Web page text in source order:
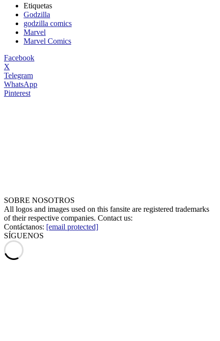
Etiquetas
Godzilla
godzilla comics
Marvel
Marvel Comics
Facebook
X
Telegram
WhatsApp
Pinterest
SOBRE NOSOTROS
All logos and images used on this fansite are registered trademarks
of their respective companies. Contact us:
Contáctanos: [email protected]
SÍGUENOS